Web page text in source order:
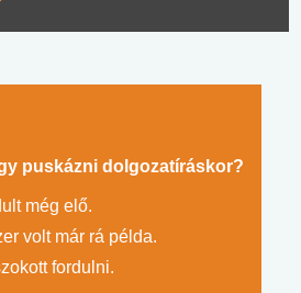
puskázni dolgozatíráskor?
még elő.
volt már rá példa.
fordulni.